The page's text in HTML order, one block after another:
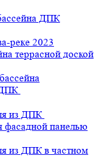
ДПК
реке 2023
террасной доской
из ДПК
фасадной панелью
из ДПК в частном